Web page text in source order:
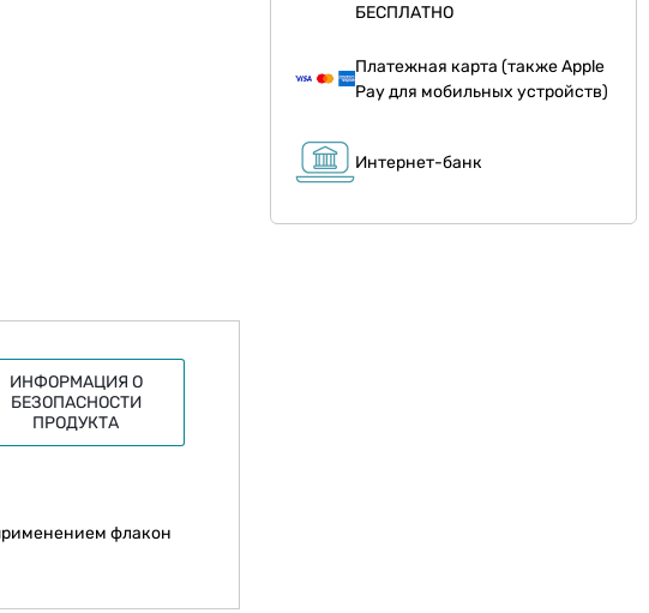
БЕСПЛАТНО
Платежная карта (также Apple
Pay для мобильных устройств)
Интернет-банк
ИНФОРМАЦИЯ О
БЕЗОПАСНОСТИ
ПРОДУКТА
флакон